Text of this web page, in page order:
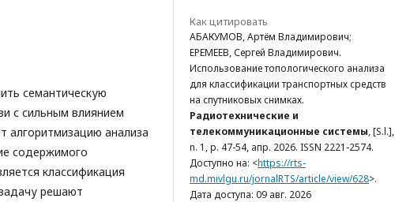
семантическую
с сильным влиянием
алгоритмизацию анализа
содержимого
классификация
решают
Как цитировать
АБАКУМОВ, Артём Владимирович;
ЕРЕМЕЕВ, Сергей Владимирович.
Использование топологического анализа
для классификации транспортных средств
на спутниковых снимках.
Радиотехнические и
телекоммуникационные системы, [S.l.],
n. 1, p. 47-54, апр. 2026. ISSN 2221-2574.
Доступно на: <https://rts-
md.mivlgu.ru/jornalRTS/article/view/628>.
Дата доступа: 09 авг. 2026